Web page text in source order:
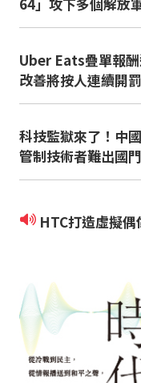
Uber Eats疊單報
改善將按人連續開罰
科技監獄來了！中
管制技術者難出國門
HTC打造虛擬